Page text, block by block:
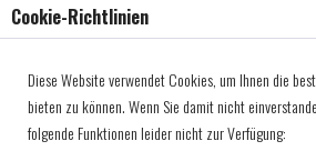
Cookie-Richtlinien
Diese Website verwendet Cookies, um Ihnen die
bieten zu können. Wenn Sie damit nicht
folgende Funktionen leider nicht zur Verfügung: